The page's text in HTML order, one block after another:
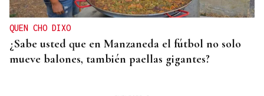
QUEN CHO DIXO
¿Sabe usted que en Manzaneda el fútbol no solo
mueve balones, también paellas gigantes?